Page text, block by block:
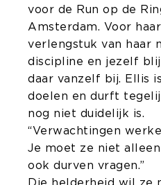
voor de Run op de
Amsterdam. Voor
verlengstuk van haar
discipline en jezelf
daar vanzelf bij. Ellis
doelen en durft
nog niet duidelijk is.
“Verwachtingen
Je moet ze niet
ook durven vragen.”